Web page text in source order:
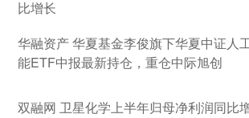
比增长
华融资产 华夏基金李俊旗下华夏中证人
能ETF中报最新持仓，重仓中际旭创
双融网 卫星化学上半年归母净利润同比